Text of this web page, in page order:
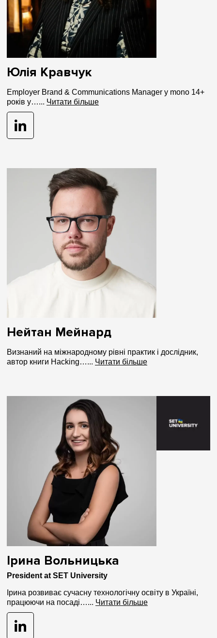
Юлія Кравчук
Employer Brand & Communications Manager у mono 14+
років у…... Читати більше
Нейтан Мейнард
Визнаний на міжнародному рівні практик і дослідник,
автор книги Hacking…... Читати більше
Ірина Вольницька
President at SET University
Ірина розвиває сучасну технологічну освіту в Україні,
працюючи на посаді…... Читати більше